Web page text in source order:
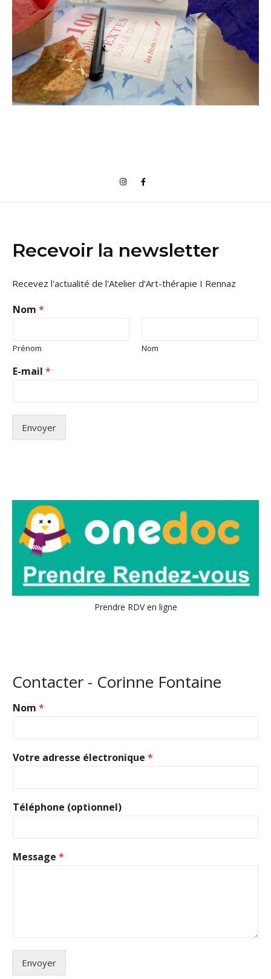
Recevoir la newsletter
Recevez l'actualité de l'Atelier d'Art-thérapie I Rennaz
Nom *
Prénom Nom
E-mail *
Envoyer
Prendre RDV en ligne
Contacter - Corinne Fontaine
Nom *
Votre adresse électronique *
Téléphone (optionnel)
Message *
Envoyer